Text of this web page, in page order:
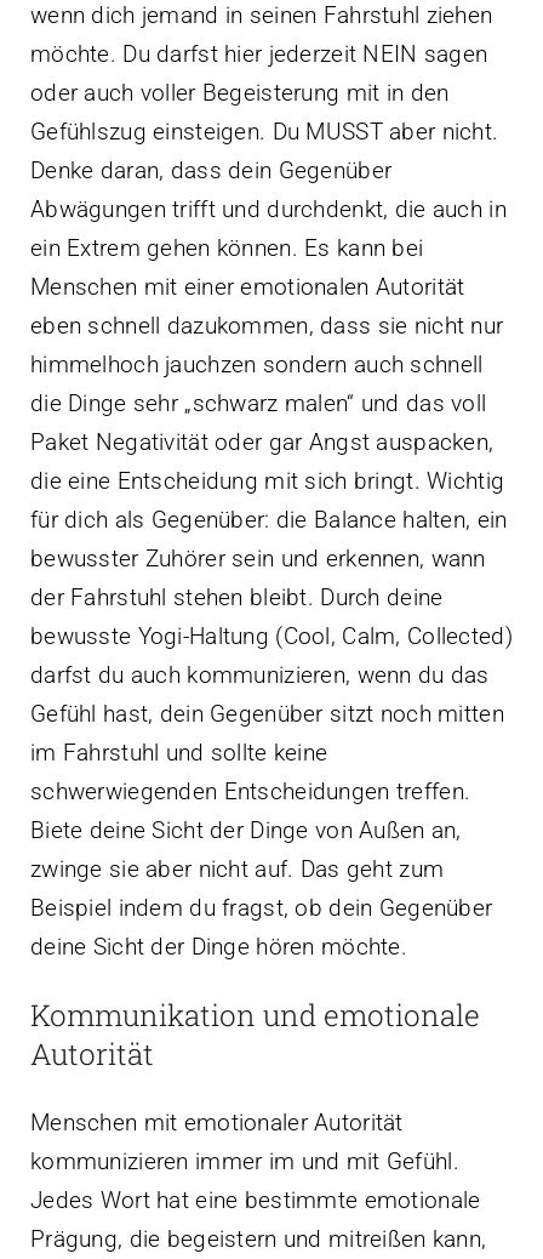
wenn dich jemand in seinen Fahrstuhl ziehen
möchte. Du darfst hier jederzeit NEIN sagen
oder auch voller Begeisterung mit in den
Gefühlszug einsteigen. Du MUSST aber nicht.
Denke daran, dass dein Gegenüber
Abwägungen trifft und durchdenkt, die auch in
ein Extrem gehen können. Es kann bei
Menschen mit einer emotionalen Autorität
eben schnell dazukommen, dass sie nicht nur
himmelhoch jauchzen sondern auch schnell
die Dinge sehr „schwarz malen“ und das voll
Paket Negativität oder gar Angst auspacken,
die eine Entscheidung mit sich bringt. Wichtig
für dich als Gegenüber: die Balance halten, ein
bewusster Zuhörer sein und erkennen, wann
der Fahrstuhl stehen bleibt. Durch deine
bewusste Yogi-Haltung (Cool, Calm, Collected)
darfst du auch kommunizieren, wenn du das
Gefühl hast, dein Gegenüber sitzt noch mitten
im Fahrstuhl und sollte keine
schwerwiegenden Entscheidungen treffen.
Biete deine Sicht der Dinge von Außen an,
zwinge sie aber nicht auf. Das geht zum
Beispiel indem du fragst, ob dein Gegenüber
deine Sicht der Dinge hören möchte.
Kommunikation und emotionale
Autorität
Menschen mit emotionaler Autorität
kommunizieren immer im und mit Gefühl.
Jedes Wort hat eine bestimmte emotionale
Prägung, die begeistern und mitreißen kann,